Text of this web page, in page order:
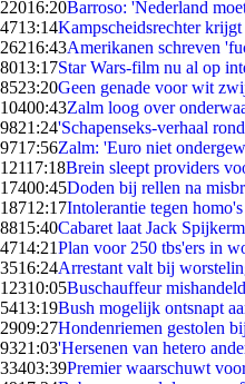
22016:20Barroso: 'Nederland
4713:14Kampscheidsrechter
26216:43Amerikanen schreven
8013:17Star Wars-film nu al op
8523:20Geen genade voor wit
10400:43Zalm loog over
9821:24'Schapenseks-verhaal
9717:56Zalm: 'Euro niet
12117:18Brein sleept providers
17400:45Doden bij rellen na
18712:17Intolerantie tegen
8815:40Cabaret laat Jack
4714:21Plan voor 250 tbs'ers in
3516:24Arrestant valt bij
12310:05Buschauffeur
5413:19Bush mogelijk ontsnapt
2909:27Hondenriemen gestolen
9321:03'Hersenen van hetero
33403:39Premier waarschuwt